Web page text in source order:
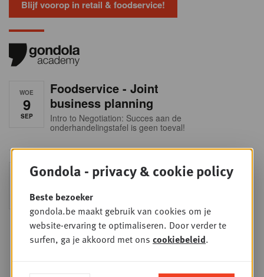
Blijf voorop in retail & foodservice!
WOE
9
SEP
Foodservice - Joint
business planning
Intro to Negotiation: Succes aan de
onderhandelingstafel is geen toeval!
SEP
Into Retail - Sold out
Belgische retaillandschap volledig te
doorgronden. In deze essentiële
update ontdek je de strategieën van
de belangrijkste foodretailers, krijg je
helder zicht op het shopperprofiel en
verzamel je onmisbare inzichten in
Gondola - privacy & cookie policy
Beste bezoeker
gondola.be maakt gebruik van cookies om je
website-ervaring te optimaliseren. Door verder te
surfen, ga je akkoord met ons cookiebeleid.